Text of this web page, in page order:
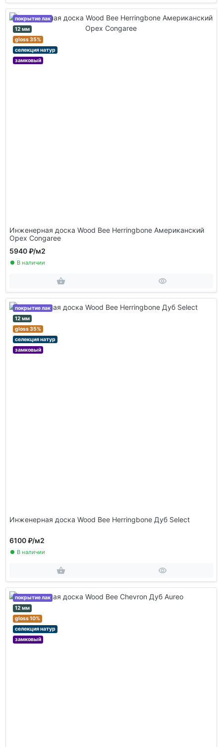
покрытие лак
12 мм
gloss 35%
селекция натур
замковый
Инженерная доска Wood Bee Herringbone Американский
Орех Congaree
5940 ₽/м2
В наличии
покрытие лак
12 мм
gloss 35%
селекция натур
замковый
Инженерная доска Wood Bee Herringbone Дуб Select
6100 ₽/м2
В наличии
покрытие лак
12 мм
gloss 10%
селекция натур
замковый